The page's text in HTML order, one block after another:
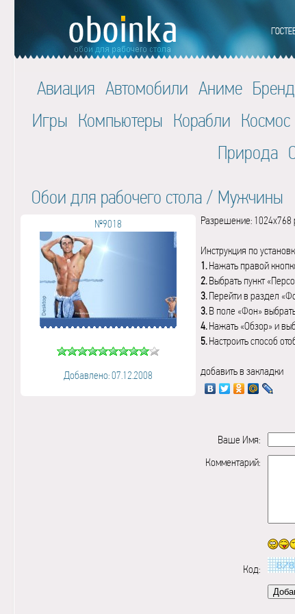
Авиация Автомобили Аниме
Игры Компьютеры Корабли Космос
Природа
Обои для рабочего стола/ Мужчины
№9018
Добавлено: 07.12.2008
Разрешение: 1024x768
Инструкция по
1.Нажать правой
2.Выбрать пункт
3.Перейти в раздел
3.В поле «Фон»
4.Нажать «Обзор» и
5.Настроить способ
добавить в закладки
Ваше Имя:
Комментарий:
Код: